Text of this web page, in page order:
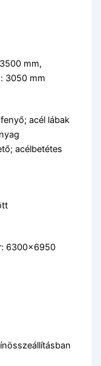
mm,
3050 mm
acél lábak
acélbetétes
6300×6950